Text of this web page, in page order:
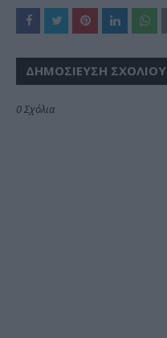
ΔΗΜΟΣΊΕΥΣΗ ΣΧΟΛΊΟΥ
0 Σχόλια